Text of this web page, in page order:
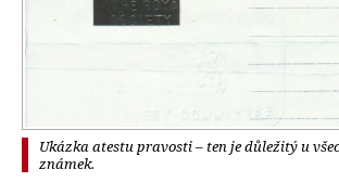
Ukázka atestu pravosti – ten je důležitý u
známek.